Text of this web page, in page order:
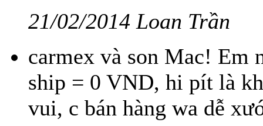
21/02/2014 Loan Trần
carmex và son Mac! Em
ship = 0 VND, hi pít là
vui, c bán hàng wa dễ